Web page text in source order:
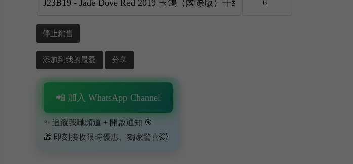
停止銷售
添加到我的最愛 分享
📲 加入 WhatsApp Channel
✨ 追蹤我哋頻道 + 開啟通知 🎯
🎁 即刻接收限時優惠、獨家驚喜💥